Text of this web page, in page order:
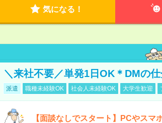
気になる！
＼来社不要／単発1日OK＊DMの
派遣 職種未経験OK 社会人未経験OK 大学生歓迎
【面談なしでスタート】PCやスマ